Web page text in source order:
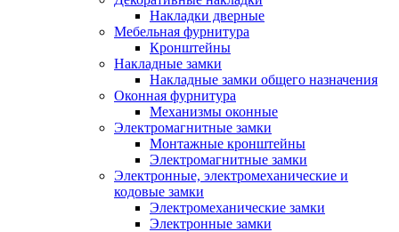
Накладки дверные
Мебельная фурнитура
Кронштейны
Накладные замки
Накладные замки общего назначения
Оконная фурнитура
Механизмы оконные
Электромагнитные замки
Монтажные кронштейны
Электромагнитные замки
Электронные, электромеханические и
кодовые замки
Электромеханические замки
Электронные замки